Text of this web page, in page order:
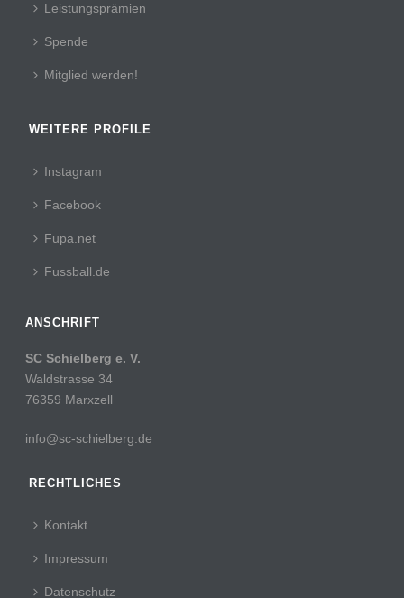
Leistungsprämien
Spende
Mitglied werden!
WEITERE PROFILE
Instagram
Facebook
Fupa.net
Fussball.de
ANSCHRIFT
SC Schielberg e. V.
Waldstrasse 34
76359 Marxzell
info@sc-schielberg.de
RECHTLICHES
Kontakt
Impressum
Datenschutz